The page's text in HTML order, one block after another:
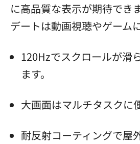
に高品質な表示が期待でき
デートは動画視聴やゲーム
120Hzでスクロールが滑
ます。
大画面はマルチタスクに
耐反射コーティングで屋